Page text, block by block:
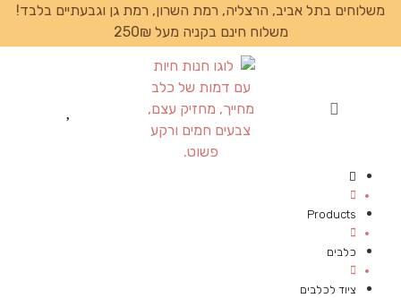
משלוחים בתל אביב, הרצליה, רמת השרון, רמת גן וגבעתיים בלבד!
משלוח חינם בקניה מעל 250₪
Products
כלבים
ציוד לכלבים